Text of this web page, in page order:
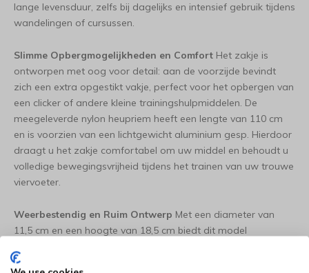
lange levensduur, zelfs bij dagelijks en intensief gebruik tijdens
wandelingen of cursussen.
Slimme Opbergmogelijkheden en Comfort Het zakje is
ontworpen met oog voor detail: aan de voorzijde bevindt
zich een extra opgestikt vakje, perfect voor het opbergen van
een clicker of andere kleine trainingshulpmiddelen. De
meegeleverde nylon heupriem heeft een lengte van 110 cm
en is voorzien van een lichtgewicht aluminium gesp. Hierdoor
draagt u het zakje comfortabel om uw middel en behoudt u
volledige bewegingsvrijheid tijdens het trainen van uw trouwe
viervoeter.
Weerbestendig en Ruim Ontwerp Met een diameter van
11,5 cm en een hoogte van 18,5 cm biedt dit model
speeltjes. De binnenzijde is gevoerd met waterdicht nylon,